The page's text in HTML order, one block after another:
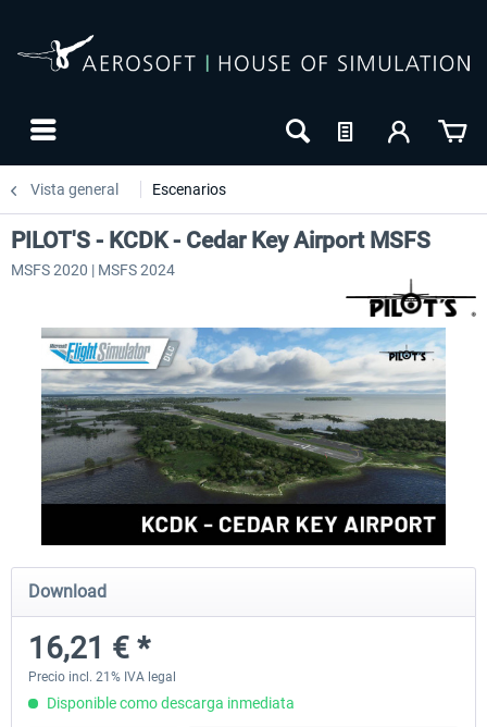
Vista general Escenarios
Aerosoft Mega Airport Brussels
25,37 € *
Aerosoft Airport Cologne/
PILOT'S - KCDK - Cedar Key Airport MSFS
MSFS 2020 | MSFS 2024
Download
16,21 € *
Precio incl. 21% IVA legal
Disponible como descarga inmediata